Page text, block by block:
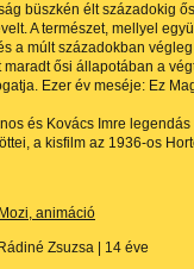
büszkén élt századokig
A természet, mellyel
a múlt századokban
maradt ősi állapotában a
Ezer év meséje: Ez
és Kovács Imre
a kisfilm az 1936-os
Mozi, animáció
Rádiné Zsuzsa 14 éve